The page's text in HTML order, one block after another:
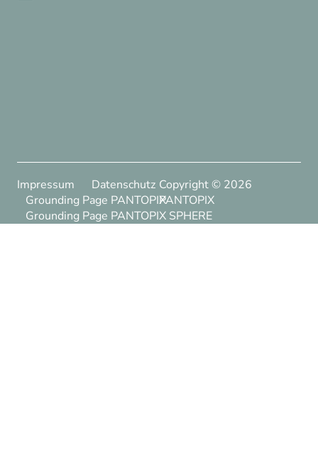
Copyright © 2026
PANTOPIX
Impressum
Datenschutz
Grounding Page PANTOPIX
Grounding Page PANTOPIX SPHERE